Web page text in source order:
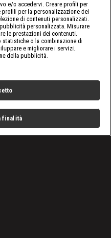
e/o accedervi. Creare profili per
per la personalizzazione dei
di contenuti personalizzati.
personalizzata. Misurare
le prestazioni dei contenuti.
o la combinazione di
e migliorare i servizi.
della pubblicità.
finalità